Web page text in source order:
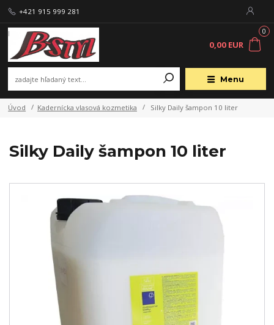
Menu
+421 915 999 281
0
0,00 EUR
Úvod Kadernícka vlasová kozmetika Silky Daily šampon 10 liter
Silky Daily šampon 10 liter